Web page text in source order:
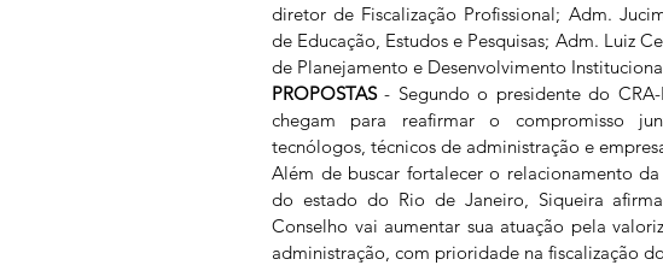
diretor de Fiscalização Profissional; Adm.
de Educação, Estudos e Pesquisas; Adm. Luiz
de Planejamento e Desenvolvimento
PROPOSTAS - Segundo o presidente do CRA-
chegam para reafirmar o compromisso
tecnólogos, técnicos de administração e
Além de buscar fortalecer o relacionamento
do estado do Rio de Janeiro, Siqueira
Conselho vai aumentar sua atuação pela
administração, com prioridade na fiscalização